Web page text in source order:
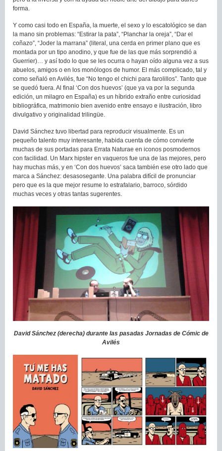
forma.
Y como casi todo en España, la muerte, el sexo y lo escatológico se dan
la mano sin problemas: “Estirar la pata”, “Planchar la oreja”, “Dar el
coñazo”, “Joder la marrana” (literal, una cerda en primer plano que es
montada por un tipo anodino, y que fue de las que más sorprendió a
Guerrier)… y así todo lo que se les ocurra o hayan oído alguna vez a sus
abuelos, amigos o en los monólogos de humor. El más complicado, tal y
como señaló en Avilés, fue “No tengo el chichi para farolillos”. Tanto que
se quedó fuera. Al final ‘Con dos huevos’ (que ya va por la segunda
edición, un milagro en España) es un híbrido extraño entre curiosidad
bibliográfica, matrimonio bien avenido entre ensayo e ilustración, libro
divulgativo y originalidad trilingüe.
David Sánchez tuvo libertad para reproducir visualmente. Es un
pequeño talento muy interesante, habida cuenta de cómo convierte
muchas de sus portadas para Errata Naturae en iconos posmodernos
con facilidad. Un Marx hipster en vaqueros fue una de las mejores, pero
hay muchas más, y en ‘Con dos huevos’ saca también ese otro lado que
marca a Sánchez: desasosegante. Una palabra difícil de pronunciar
pero que es la que mejor resume lo estrafalario, barroco, sórdido
muchas veces y otras tantas sugerentes.
David Sánchez (derecha) durante las pasadas Jornadas de Cómic de
Avilés